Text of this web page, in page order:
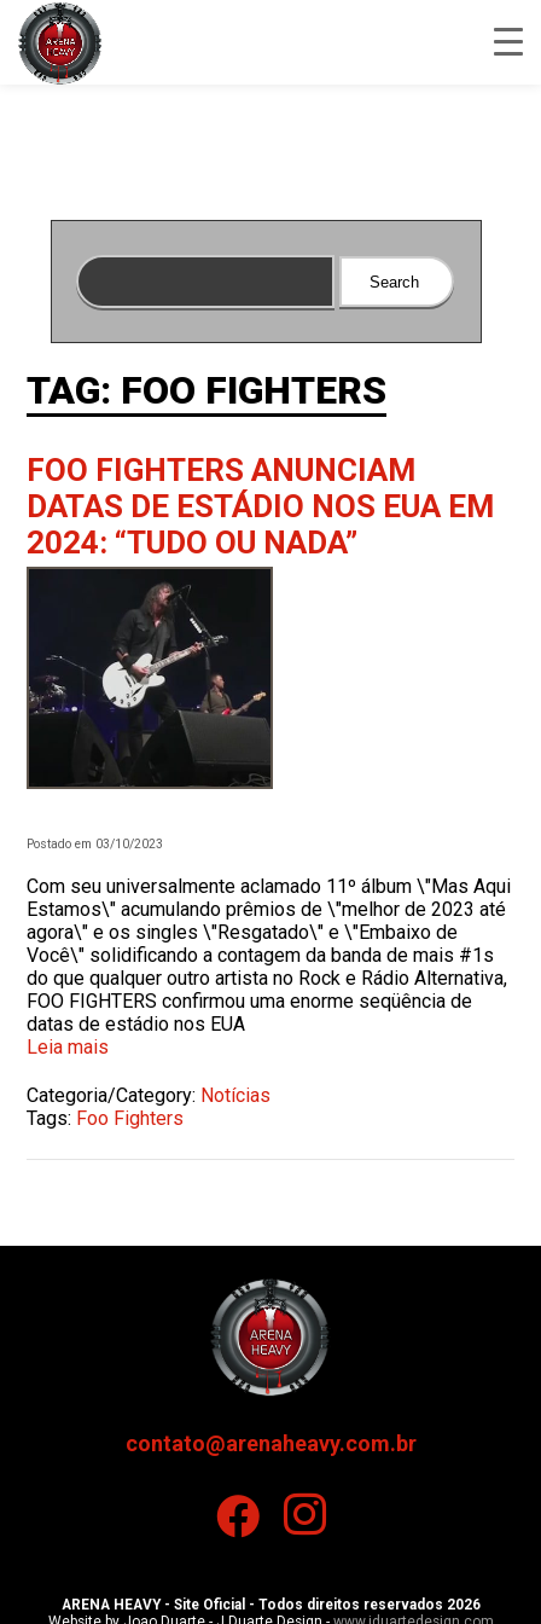
TAG: FOO FIGHTERS
FOO FIGHTERS ANUNCIAM
DATAS DE ESTÁDIO NOS EUA EM
2024: “TUDO OU NADA”
Postado em 03/10/2023
Com seu universalmente aclamado 11º álbum \"Mas Aqui
Estamos\" acumulando prêmios de \"melhor de 2023 até
agora\" e os singles \"Resgatado\" e \"Embaixo de
Você\" solidificando a contagem da banda de mais #1s
do que qualquer outro artista no Rock e Rádio Alternativa,
FOO FIGHTERS confirmou uma enorme seqüência de
datas de estádio nos EUA
Leia mais
Categoria/Category: Notícias
Tags: Foo Fighters
contato@arenaheavy.com.br
ARENA HEAVY - Site Oficial - Todos direitos reservados 2026